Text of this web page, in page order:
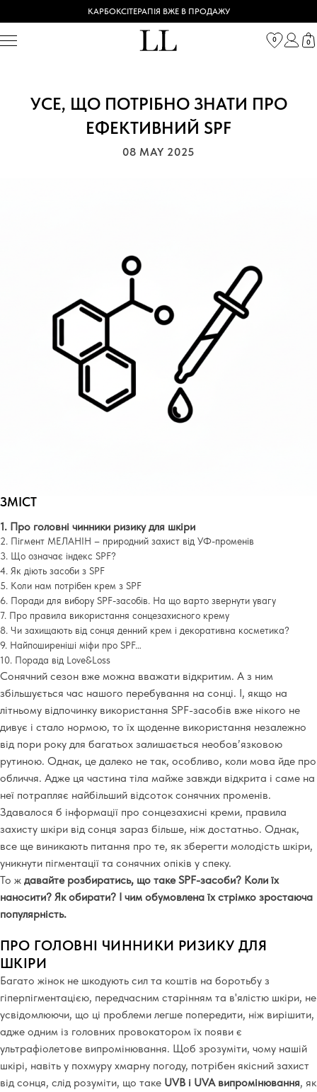
КАРБОКСІТЕРАПІЯ ВЖЕ В ПРОДАЖУ
0 0
УСЕ, ЩО ПОТРІБНО ЗНАТИ ПРО
ЕФЕКТИВНИЙ SPF
08 MAY 2025
ЗМІСТ
1. Про головні чинники ризику для шкіри
2. Пігмент МЕЛАНІН – природний захист від УФ-променів
3. Що означає індекс SPF?
4. Як діють засоби з SPF
5. Коли нам потрібен крем з SPF
6. Поради для вибору SPF-засобів. На що варто звернути увагу
7. Про правила використання сонцезахисного крему
8. Чи захищають від сонця денний крем і декоративна косметика?
9. Найпоширеніші міфи про SPF…
10. Порада від Love&Loss
Сонячний сезон вже можна вважати відкритим. А з ним
збільшується час нашого перебування на сонці. І, якщо на
літньому відпочинку використання SPF-засобів вже нікого не
дивує і стало нормою, то їх щоденне використання незалежно
від пори року для багатьох залишається необов’язковою
рутиною. Однак, це далеко не так, особливо, коли мова йде про
обличчя. Адже ця частина тіла майже завжди відкрита і саме на
неї потрапляє найбільший відсоток сонячних променів.
Здавалося б інформації про сонцезахисні креми, правила
захисту шкіри від сонця зараз більше, ніж достатньо. Однак,
все ще виникають питання про те, як зберегти молодість шкіри,
уникнути пігментації та сонячних опіків у спеку.
То ж давайте розбиратись, що таке SPF-засоби? Коли їх
наносити? Як обирати? І чим обумовлена їх стрімко зростаюча
популярність.
ПРО ГОЛОВНІ ЧИННИКИ РИЗИКУ ДЛЯ
ШКІРИ
Багато жінок не шкодують сил та коштів на боротьбу з
гіперпігментацією, передчасним старінням та в'ялістю шкіри, не
усвідомлюючи, що ці проблеми легше попередити, ніж вирішити,
адже одним із головних провокатором їх появи є
ультрафіолетове випромінювання. Щоб зрозуміти, чому нашій
шкірі, навіть у похмуру хмарну погоду, потрібен якісний захист
від сонця, слід розуміти, що таке UVB і UVA випромінювання, як